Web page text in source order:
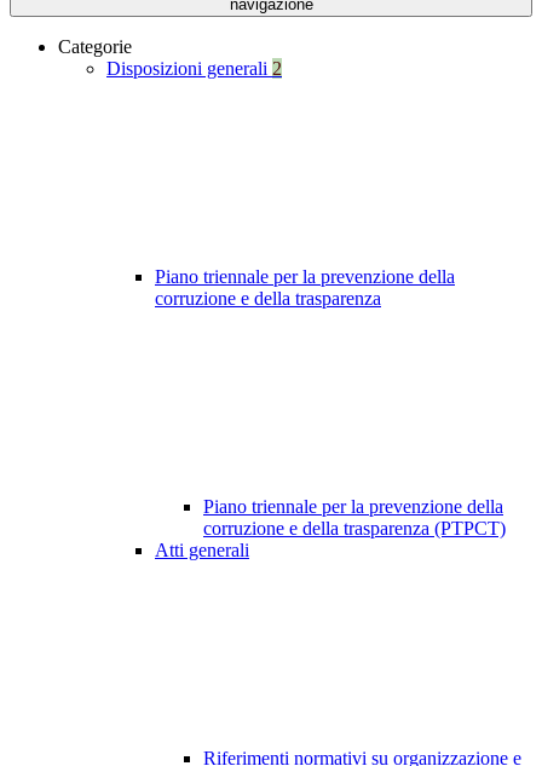
navigazione
Categorie
Disposizioni generali 2
Piano triennale per la prevenzione della
corruzione e della trasparenza
Piano triennale per la prevenzione della
corruzione e della trasparenza (PTPCT)
Atti generali
Riferimenti normativi su organizzazione e